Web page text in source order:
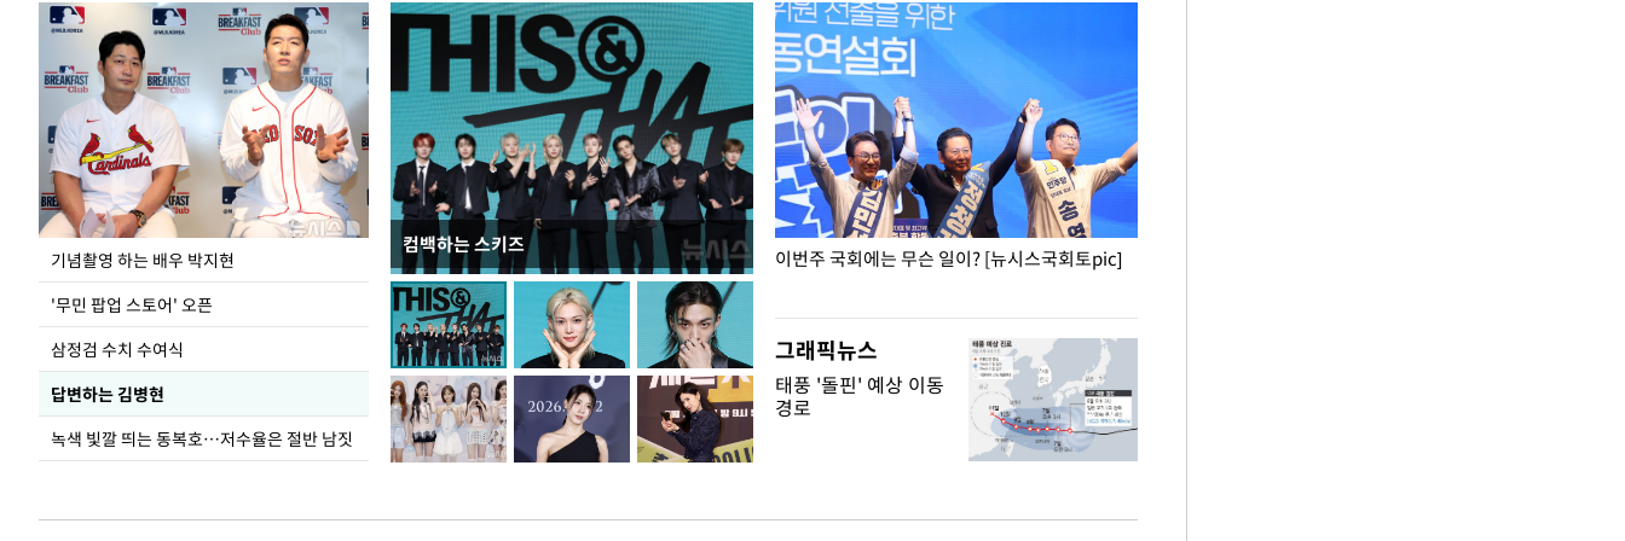
기념촬영 하는 배우 박지현
'무민 팝업 스토어' 오픈
삼정검 수치 수여식
답변하는 김병현
녹색 빛깔 띄는 동복호…저수율은 절반 남짓
컴백하는 스키즈
이 대통령, 국가폭력 피해자에 위로·사과…"국가
가 책임지고 치유"
이번주 국회에는 무슨 일이? [뉴시스국회토pic]
그래픽뉴스
태풍 '돌핀' 예상 이동
경로